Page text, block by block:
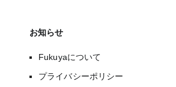
お知らせ
Fukuyaについて
プライバシーポリシー